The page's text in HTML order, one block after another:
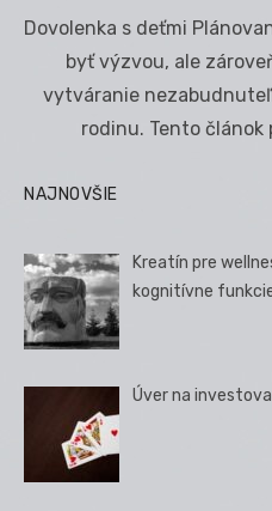
Dovolenka s deťmi
byť výzvou, ale
vytváranie
rodinu. Tento
NAJNOVŠIE
Kreatín pre
kognitívne
Úver na